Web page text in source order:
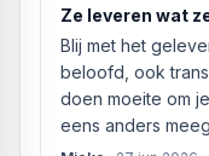
Ze leveren wat
Blij met het
beloofd, ook
doen moeite om
eens anders